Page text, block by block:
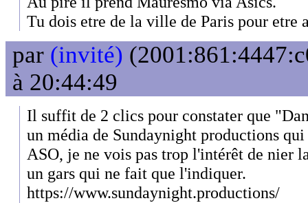
Tu dois etre de la ville de Paris pour etre
par (invité)
à 20:44:49
Il suffit de 2 clics pour constater que
un média de Sundaynight productions
ASO, je ne vois pas trop l'intérêt de nier
un gars qui ne fait que l'indiquer.
https://www.sundaynight.productions/